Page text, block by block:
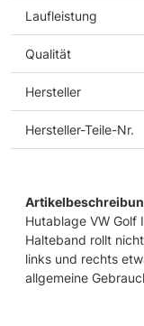
Laufleistung
Qualität
Hersteller
Hersteller-Teile-Nr.
Hutablage VW
Halteband rollt
links und rechts
allgemeine